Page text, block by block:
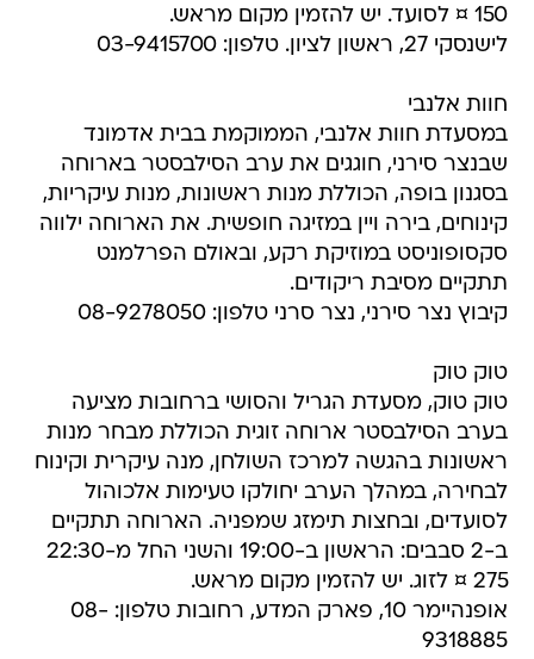
150 ¤ לסועד. יש להזמין מקום מראש.
לישנסקי 27, ראשון לציון. טלפון: 03-9415700
חוות אלנבי
במסעדת חוות אלנבי, הממוקמת בבית אדמונד
שבנצר סירני, חוגגים את ערב הסילבסטר בארוחה
בסגנון בופה, הכוללת מנות ראשונות, מנות עיקריות,
קינוחים, בירה ויין במזיגה חופשית. את הארוחה ילווה
סקסופוניסט במוזיקת רקע, ובאולם הפרלמנט
תתקיים מסיבת ריקודים.
קיבוץ נצר סירני, נצר סרני טלפון: 08-9278050
טוק טוק
טוק טוק, מסעדת הגריל והסושי ברחובות מציעה
בערב הסילבסטר ארוחה זוגית הכוללת מבחר מנות
ראשונות בהגשה למרכז השולחן, מנה עיקרית וקינוח
לבחירה, במהלך הערב יחולקו טעימות אלכוהול
לסועדים, ובחצות תימזג שמפניה. הארוחה תתקיים
ב-2 סבבים: הראשון ב-19:00 והשני החל מ-22:30
275 ¤ לזוג. יש להזמין מקום מראש.
אופנהיימר 10, פארק המדע, רחובות טלפון: 08-
9318885